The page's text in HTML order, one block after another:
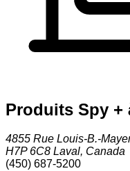
Produits Spy +
4855 Rue Louis-B.-
H7P 6C8 Laval, Canada
(450) 687-5200